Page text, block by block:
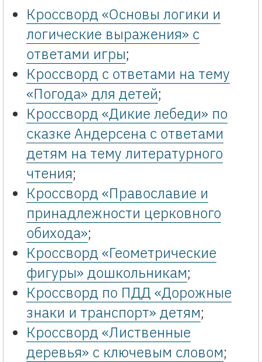
Кроссворд «Основы логики и
логические выражения» с
ответами игры;
Кроссворд с ответами на тему
«Погода» для детей;
Кроссворд «Дикие лебеди» по
сказке Андерсена с ответами
детям на тему литературного
чтения;
Кроссворд «Православие и
принадлежности церковного
обихода»;
Кроссворд «Геометрические
фигуры» дошкольникам;
Кроссворд по ПДД «Дорожные
знаки и транспорт» детям;
Кроссворд «Лиственные
деревья» с ключевым словом;